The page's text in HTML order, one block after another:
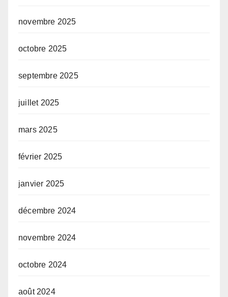
novembre 2025
octobre 2025
septembre 2025
juillet 2025
mars 2025
février 2025
janvier 2025
décembre 2024
novembre 2024
octobre 2024
août 2024